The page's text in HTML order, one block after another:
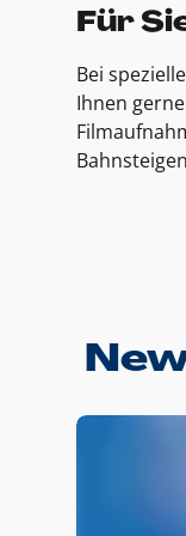
Für
Bei
Ihnen